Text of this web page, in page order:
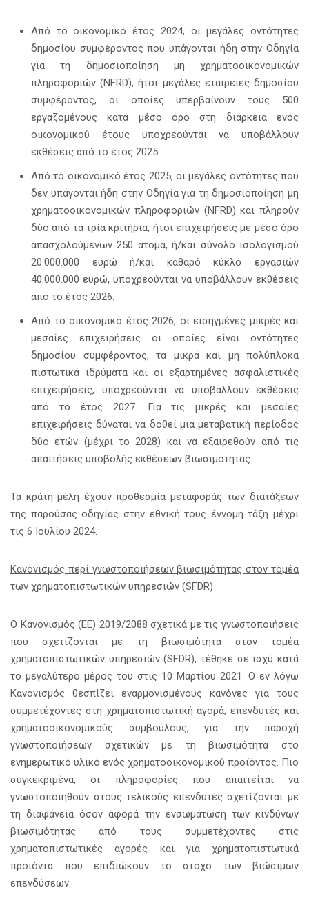
Από το οικονομικό έτος 2024, οι μεγάλες οντότητες
δημοσίου συμφέροντος που υπάγονται ήδη στην Οδηγία
για τη δημοσιοποίηση μη χρηματοοικονομικών
πληροφοριών (NFRD), ήτοι μεγάλες εταιρείες δημοσίου
συμφέροντος, οι οποίες υπερβαίνουν τους 500
εργαζομένους κατά μέσο όρο στη διάρκεια ενός
οικονομικού έτους υποχρεούνται να υποβάλλουν
εκθέσεις από το έτος 2025.
Από το οικονομικό έτος 2025, οι μεγάλες οντότητες που
δεν υπάγονται ήδη στην Οδηγία για τη δημοσιοποίηση μη
χρηματοοικονομικών πληροφοριών (NFRD) και πληρούν
δύο από τα τρία κριτήρια, ήτοι επιχειρήσεις με μέσο όρο
απασχολούμενων 250 άτομα, ή/και σύνολο ισολογισμού
20.000.000 ευρώ ή/και καθαρό κύκλο εργασιών
40.000.000 ευρώ, υποχρεούνται να υποβάλλουν εκθέσεις
από το έτος 2026.
Από το οικονομικό έτος 2026, οι εισηγμένες μικρές και
μεσαίες επιχειρήσεις οι οποίες είναι οντότητες
δημοσίου συμφέροντος, τα μικρά και μη πολύπλοκα
πιστωτικά ιδρύματα και οι εξαρτημένες ασφαλιστικές
επιχειρήσεις, υποχρεούνται να υποβάλλουν εκθέσεις
από το έτος 2027. Για τις μικρές και μεσαίες
επιχειρήσεις δύναται να δοθεί μια μεταβατική περίοδος
δύο ετών (μέχρι το 2028) και να εξαιρεθούν από τις
απαιτήσεις υποβολής εκθέσεων βιωσιμότητας.
Τα κράτη-μέλη έχουν προθεσμία μεταφοράς των διατάξεων
της παρούσας οδηγίας στην εθνική τους έννομη τάξη μέχρι
τις 6 Ιουλίου 2024.
Κανονισμός περί γνωστοποιήσεων βιωσιμότητας στον τομέα
των χρηματοπιστωτικών υπηρεσιών (SFDR)
Ο Κανονισμός (ΕΕ) 2019/2088 σχετικά με τις γνωστοποιήσεις
που σχετίζονται με τη βιωσιμότητα στον τομέα
χρηματοπιστωτικών υπηρεσιών (SFDR), τέθηκε σε ισχύ κατά
το μεγαλύτερο μέρος του στις 10 Μαρτίου 2021. Ο εν λόγω
Κανονισμός θεσπίζει εναρμονισμένους κανόνες για τους
συμμετέχοντες στη χρηματοπιστωτική αγορά, επενδυτές και
χρηματοοικονομικούς συμβούλους, για την παροχή
γνωστοποιήσεων σχετικών με τη βιωσιμότητα στο
ενημερωτικό υλικό ενός χρηματοοικονομικού προϊόντος. Πιο
συγκεκριμένα, οι πληροφορίες που απαιτείται να
γνωστοποιηθούν στους τελικούς επενδυτές σχετίζονται με
τη διαφάνεια όσον αφορά την ενσωμάτωση των κινδύνων
βιωσιμότητας από τους συμμετέχοντες στις
χρηματοπιστωτικές αγορές και για χρηματοπιστωτικά
προϊόντα που επιδιώκουν το στόχο των βιώσιμων
επενδύσεων.